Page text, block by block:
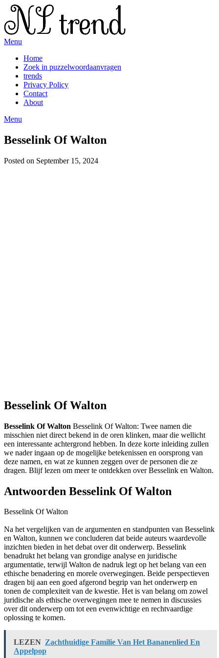
Skip
content
Menu
Home
Zoek in puzzelwoordaanvragen
trends
Privacy Policy
Contact
About
Menu
Besselink Of Walton
Posted on September 15, 2024
Besselink Of Walton
Besselink Of Walton Besselink Of Walton: Twee namen die
misschien niet direct bekend in de oren klinken, maar die wellicht
een interessante achtergrond hebben. In deze korte inleiding zullen
we nader ingaan op de mogelijke betekenissen en oorsprong van
deze namen, en wat ze kunnen zeggen over de personen die ze
dragen. Blijf lezen om meer te ontdekken over Besselink en Walton.
Antwoorden Besselink Of Walton
Besselink Of Walton
Na het vergelijken van de argumenten en standpunten van Besselink
en Walton, kunnen we concluderen dat beide auteurs waardevolle
inzichten bieden in het debat over dit onderwerp. Besselink
benadrukt het belang van grondige analyse en juridische
argumentatie, terwijl Walton de nadruk legt op het belang van een
ethische benadering en morele overwegingen. Beide perspectieven
dragen bij aan een goed afgerond begrip van het onderwerp en
tonen de complexiteit van de kwestie. Het is van belang om zowel
juridische als ethische overwegingen mee te nemen in discussies
over dit onderwerp om tot een evenwichtige en rechtvaardige
oplossing te komen.
LEZEN Zachthuidige Familie Van Het Bananenlied En
Appelpop